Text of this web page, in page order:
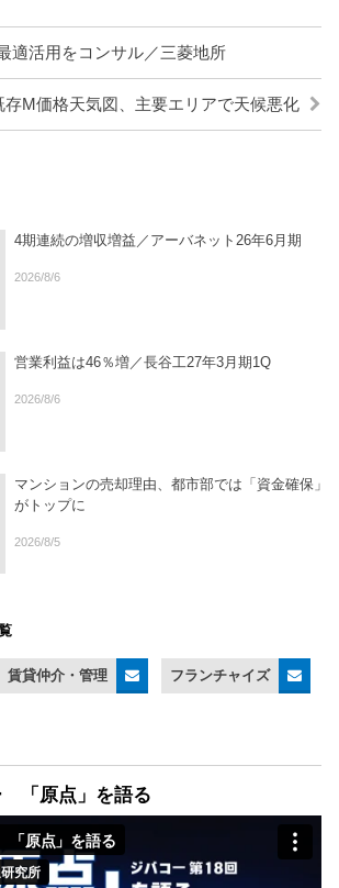
適活用をコンサル／三菱地所
存M価格天気図、主要エリアで天候悪化
4期連続の増収増益／アーバネット26年6月期
2026/8/6
営業利益は46％増／長谷工27年3月期1Q
2026/8/6
マンションの売却理由、都市部では「資金確保」
がトップに
2026/8/5
賃貸仲介・管理 フランチャイズ
「原点」を語る